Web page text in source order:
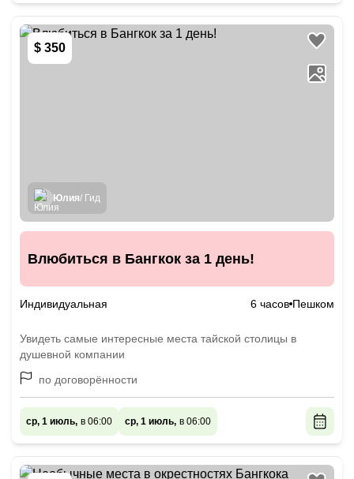
$ 350
Юлия/ Гид
Влюбиться в Бангкок за 1 день!
Индивидуальная 6 часов Пешком
Увидеть самые интересные места тайской столицы в
душевной компании
по договорённости
ср, 1 июль, в 06:00 ср, 1 июль, в 06:00